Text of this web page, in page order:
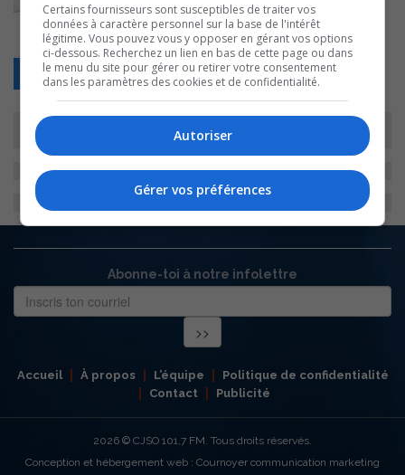
Retour
Abonne-toi à notre infolettre
Accueil À propos L’équipe
Politique de confidentialité
Contact
Publicité
2026 © CJSO 101,7 FM. Tous droits réservés.
Conception et hébergement web : Cournoyer communication marketing
Certains fournisseurs sont susceptibles de traiter vos
données à caractère personnel sur la base de l'intérêt
légitime. Vous pouvez vous y opposer en gérant vos options
ci-dessous. Recherchez un lien en bas de cette page ou dans
le menu du site pour gérer ou retirer votre consentement
dans les paramètres des cookies et de confidentialité.
Autoriser
Gérer vos préférences